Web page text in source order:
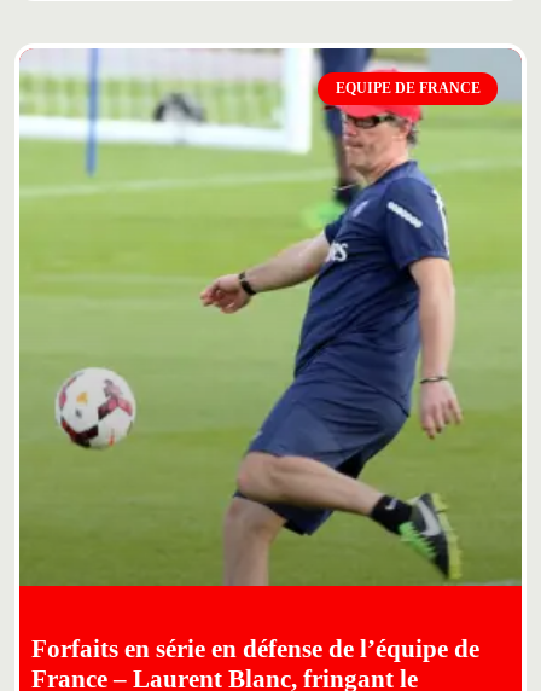
EQUIPE DE FRANCE
Forfaits en série en défense de l’équipe de
France – Laurent Blanc, fringant le